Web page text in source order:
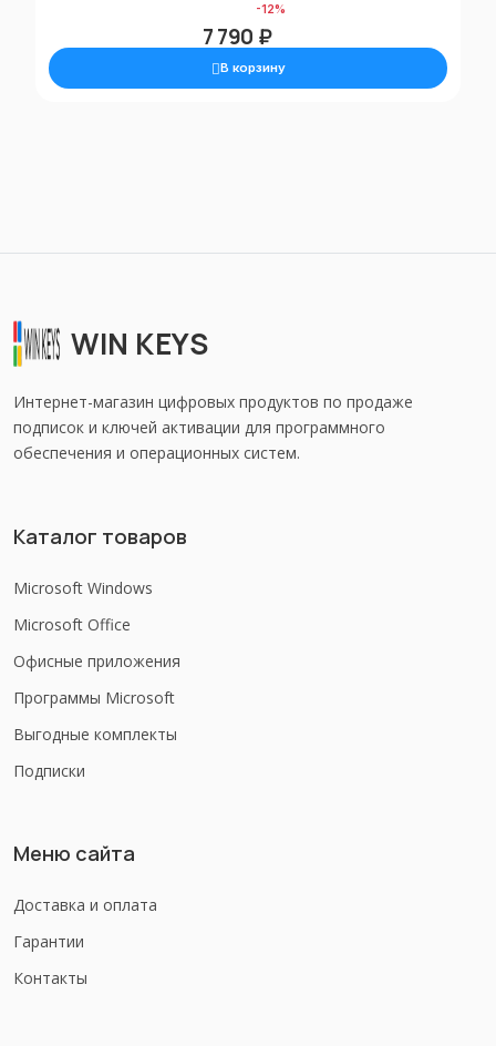
-12%
7 790 ₽
В корзину
WIN KEYS
Интернет-магазин цифровых продуктов по продаже
подписок и ключей активации для программного
обеспечения и операционных систем.
Каталог товаров
Microsoft Windows
Microsoft Office
Офисные приложения
Программы Microsoft
Выгодные комплекты
Подписки
Меню сайта
Доставка и оплата
Гарантии
Контакты